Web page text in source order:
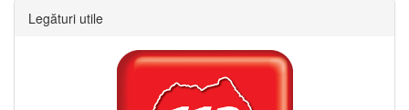
Legături utile